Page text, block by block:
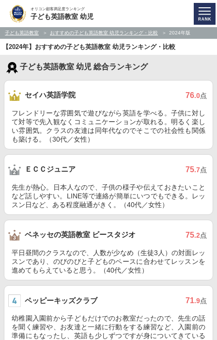
オリコン顧客満足度ランキング
子ども英語教室 幼児
子ども英語教室 おすすめの子ども英語教室 幼児ランキング・比較 2024年版
【2024年】おすすめの子ども英語教室 幼児ランキング・比較
子ども英語教室 幼児 総合ランキング
セイハ英語学院 76.0点
フレンドリーな雰囲気で遊びながら英語を学べる。子供に対し
て対等で先入観なくコミュニケーションが取れる。明るく楽し
い雰囲気。クラスの友達は同年代なのでそこでの社会性も関係
も築ける。（30代／女性）
ＥＣＣジュニア 75.7点
先生が熱心。日本人なので、子供の様子や伝えておきたいこと
など話しやすい。LINE等で連絡が簡単にいつでもできる。レッ
スン日など、ある程度融通がきく。（40代／女性）
ベネッセの英語教室 ビースタジオ 75.2点
平日昼間のクラスなので、人数が少なめ（生徒3人）の対面レッ
スンであり、のびのびと子どものペースに合わせてレッスンを
進めてもらえていると思う。（40代／女性）
ペッピーキッズクラブ 71.9点
幼稚園入園前から子どもだけでのお教室だったので、先生の話
を聞く練習や、お友達と一緒に行動をする練習など、入園前の
準備にもなったし、英語も少しずつですが身についてきている